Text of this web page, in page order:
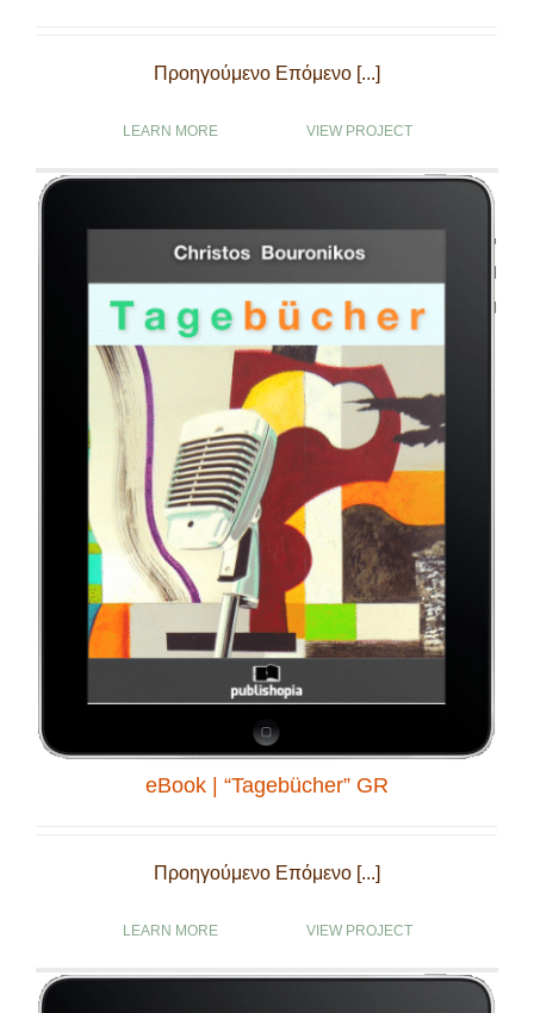
Προηγούμενο Επόμενο [...]
LEARN MORE VIEW PROJECT
eBook | “Tagebücher” GR
Προηγούμενο Επόμενο [...]
LEARN MORE VIEW PROJECT